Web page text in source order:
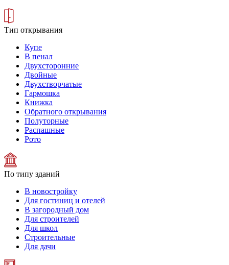
Тип открывания
Купе
В пенал
Двухсторонние
Двойные
Двухстворчатые
Гармошка
Книжка
Обратного открывания
Полуторные
Распашные
Рото
По типу зданий
В новостройку
Для гостиниц и отелей
В загородный дом
Для строителей
Для школ
Строительные
Для дачи